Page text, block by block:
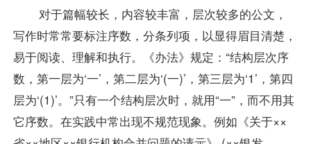
对于篇幅较长，内容较丰富，层次较多的公文，
写作时常常要标注序数，分条列项，以显得眉目清楚，
易于阅读、理解和执行。《办法》规定：“结构层次序
数，第一层为‘一’，第二层为‘(一)’，第三层为‘1’，第四
层为‘(1)’。”只有一个结构层次时，就用“一”，而不用其
它序数。在实践中常出现不规范现象。例如《关于××